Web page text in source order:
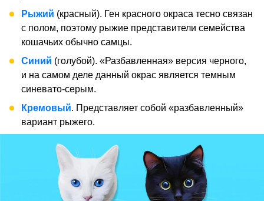
Рыжий (красный). Ген красного окраса тесно связан
с полом, поэтому рыжие представители семейства
кошачьих обычно самцы.
Синий (голубой). «Разбавленная» версия черного,
и на самом деле данный окрас является темным
синевато-серым.
Кремовый. Представляет собой «разбавленный»
вариант рыжего.